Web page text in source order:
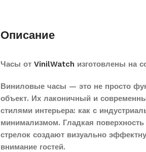
Описание
Часы от VinilWatch изготовлены на
Виниловые часы — это не просто
объект. Их лаконичный и
стилями интерьера: как с
минимализмом. Гладкая
стрелок создают визуально
внимание гостей.